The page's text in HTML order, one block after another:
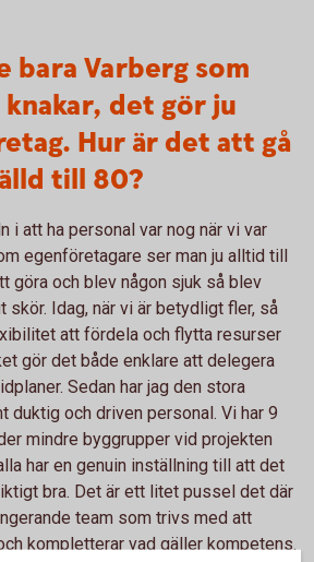
bara Varberg som
det gör ju
Hur är det att gå
till 80?
i att ha personal var nog när vi var
egenföretagare ser man ju alltid till
göra och blev någon sjuk så blev
skör. Idag, när vi är betydligt fler, så
att fördela och flytta resurser
gör det både enklare att delegera
Sedan har jag den stora
duktig och driven personal. Vi har 9
mindre byggrupper vid projekten
har en genuin inställning till att det
bra. Det är ett litet pussel det där
team som trivs med att
kompletterar vad gäller kompetens.